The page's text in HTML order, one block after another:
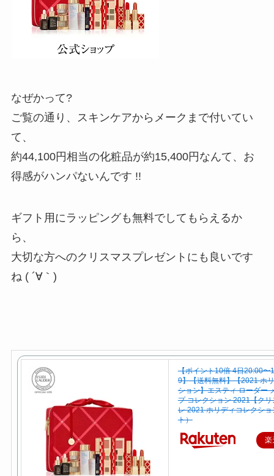
なぜかって?
ご覧の通り、スキンケアからメークまで付いてい
て、
約44,100円相当の化粧品が約15,400円なんて、お
得感がハンパないんです !!
ギフト用にラッピングも無料でしてもらえるか
ら、
大切な方へのクリスマスプレゼントにも良いです
ね ( ´∀｀)
【ポイント10倍 4日20:00〜
9】【送料無料】【2021 ホ
ション】エスティ ローダー
プ コレクション 2021【クリ
レ 2021 ホリディコレクショ
ト）
楽